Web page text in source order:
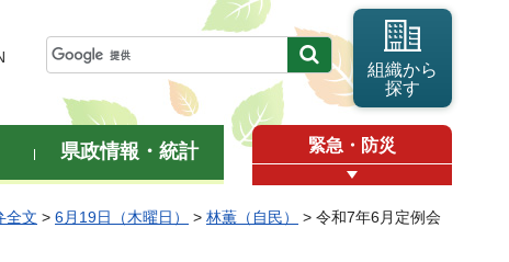
組織から
探す
県政情報・統計 緊急・防災
全文 > 6月19日（木曜日） > 林薫（自民）
> 令和7年6月定例会